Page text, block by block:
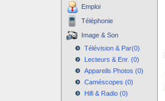
Emploi
Téléphonie
Image & Son
Télévision & Par(0)
Lecteurs & Enr. (0)
Appareils Photos (0)
Caméscopes (0)
Hifi & Radio (0)